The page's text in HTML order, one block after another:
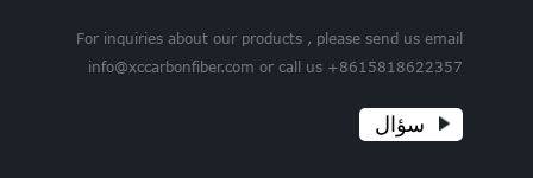
For inquiries about our products , please send us email
info@xccarbonfiber.com or call us +8615818622357
سؤال